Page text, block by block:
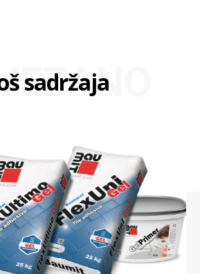
sadržaja